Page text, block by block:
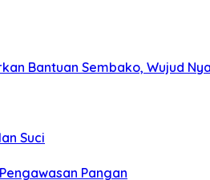
Bantuan Sembako, Wujud
Suci
Pangan